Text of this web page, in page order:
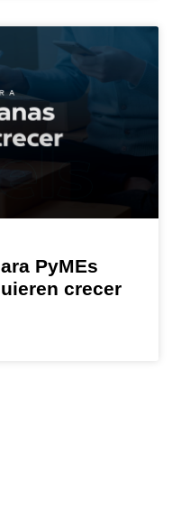
PyMEs
crecer